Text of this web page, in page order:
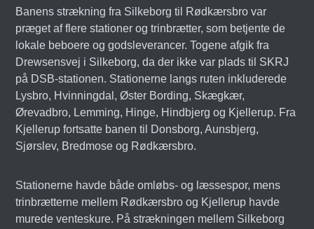
Banens strækning fra Silkeborg til Rødkærsbro var
præget af flere stationer og trinbrætter, som betjente de
lokale beboere og godsleverancer. Togene afgik fra
Drewsensvej i Silkeborg, da der ikke var plads til SKRJ
på DSB-stationen. Stationerne langs ruten inkluderede
Lysbro, Hvinningdal, Øster Bording, Skægkær,
Ørevadbro, Lemming, Hinge, Hindbjerg og Kjellerup. Fra
Kjellerup fortsatte banen til Donsborg, Aunsbjerg,
Sjørslev, Bredmose og Rødkærsbro.
Stationerne havde både omløbs- og læssespor, mens
trinbrætterne mellem Rødkærsbro og Kjellerup havde
murede venteskure. På strækningen mellem Silkeborg